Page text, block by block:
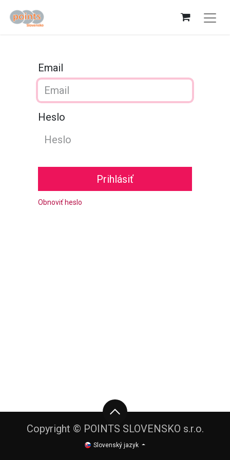
Email
Heslo
Prihlásiť
Obnoviť heslo
Copyright © POINTS SLOVENSKO s.r.o.
Slovenský jazyk